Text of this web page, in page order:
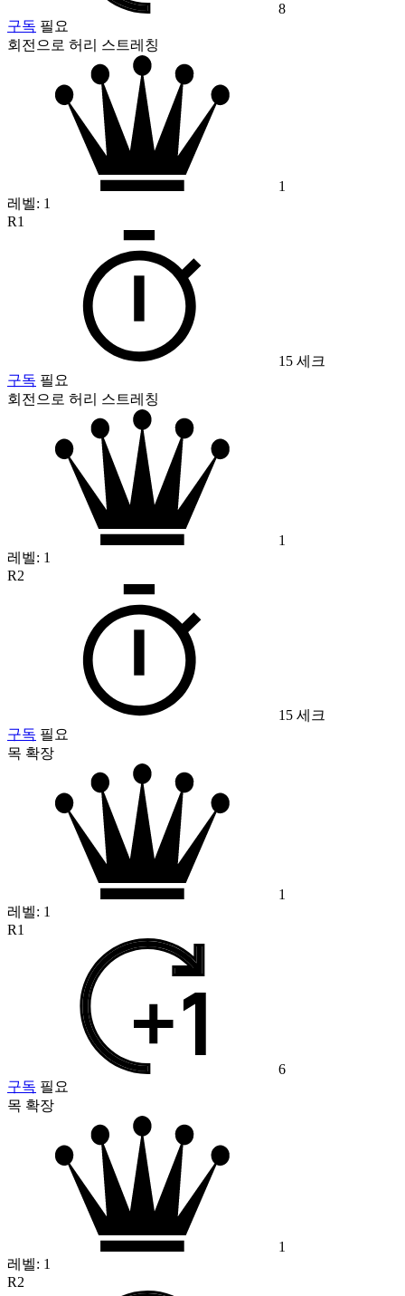
8
구독 필요
회전으로 허리 스트레칭
1
레벨: 1
R1
15 세크
구독 필요
회전으로 허리 스트레칭
1
레벨: 1
R2
15 세크
구독 필요
목 확장
1
레벨: 1
R1
6
구독 필요
목 확장
1
레벨: 1
R2